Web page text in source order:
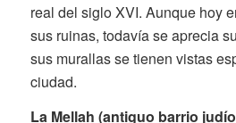
real del siglo XVI. Aunque hoy
sus ruinas, todavía se aprecia
sus murallas se tienen vistas
ciudad.
La Mellah (antiguo barrio